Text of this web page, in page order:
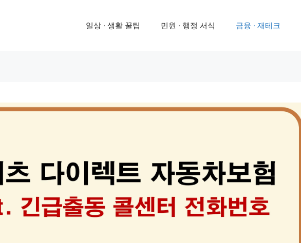
일상 · 생활 꿀팁 민원 · 행정 서식 금융 · 재테크